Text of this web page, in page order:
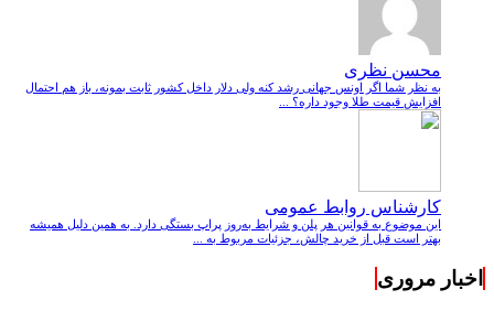
محسن نظری
به نظر شما اگر اونس جهانی رشد کنه ولی دلار داخل کشور ثابت بمونه، باز هم احتمال
افزایش قیمت طلا وجود داره؟ ...
کارشناس روابط عمومی
این موضوع به قوانین هر پلن و شرایط به‌روز پراپ بستگی دارد. به همین دلیل همیشه
بهتر است قبل از خرید چالش، جزئیات مربوط به ...
اخبار مروری